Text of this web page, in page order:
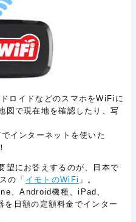
ロイドなどのスマホをWiFiに
図で現在地を確認したり、写
インターネットを使いた
望にお答えするのが、日本で
の「 イモトのWiFi 」。
、Android機種、iPad、
日額の定額料金でインター